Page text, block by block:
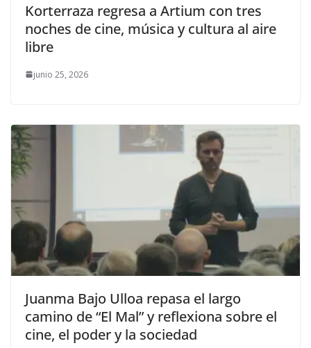
Korterraza regresa a Artium con tres
noches de cine, música y cultura al aire
libre
junio 25, 2026
Juanma Bajo Ulloa repasa el largo
camino de “El Mal” y reflexiona sobre el
cine, el poder y la sociedad